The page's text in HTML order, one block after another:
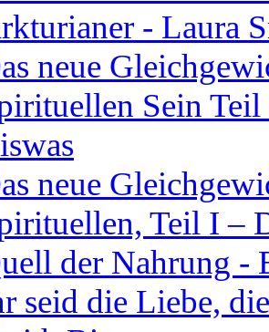
- Laura
neue
Sein
neue
Teil I –
der Nahrung -
seid die Liebe,